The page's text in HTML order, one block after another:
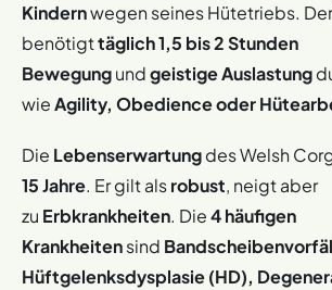
Kindernwegen seines Hütetriebs.
benötigttäglich 1,5 bis 2 Stunden
Bewegungundgeistige Auslastung
wieAgility, Obedience oder
Die Lebenserwartungdes Welsh
15 Jahre. Er gilt alsrobust, neigt aber
zu Erbkrankheiten. Die4 häufigen
Krankheitensind
Hüftgelenksdysplasie (HD),